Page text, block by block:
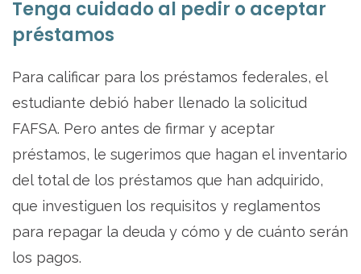
Tenga cuidado al pedir o aceptar
préstamos
Para calificar para los préstamos federales, el
estudiante debió haber llenado la solicitud
FAFSA. Pero antes de firmar y aceptar
préstamos, le sugerimos que hagan el inventario
del total de los préstamos que han adquirido,
que investiguen los requisitos y reglamentos
para repagar la deuda y cómo y de cuánto serán
los pagos.